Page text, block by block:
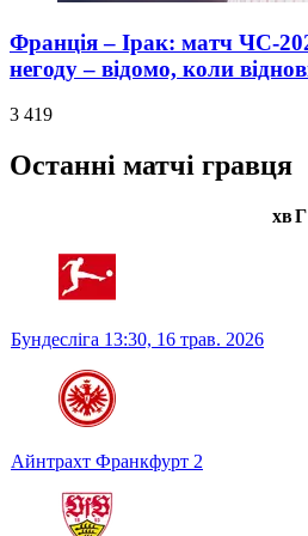
Франція – Ірак: матч ЧС-
негоду – відомо, коли
3 419
Останні матчі гравця
хвГ
Бундесліга 13:30, 16 трав. 2026
Айнтрахт Франкфурт 2